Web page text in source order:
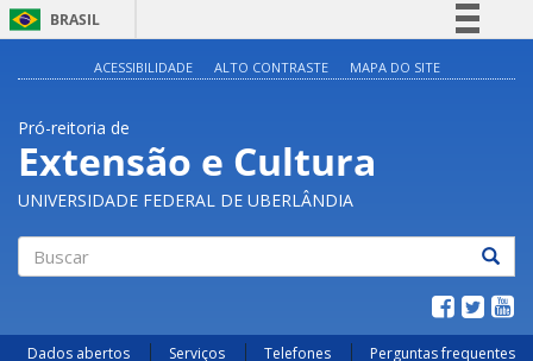
BRASIL
Acesso à informação
Legislação
Canais
ACESSIBILIDADE ALTO CONTRASTE MAPA DO SITE
Pró-reitoria de
Extensão e Cultura
UNIVERSIDADE FEDERAL DE UBERLÂNDIA
Dados abertos Serviços Telefones
Perguntas frequentes